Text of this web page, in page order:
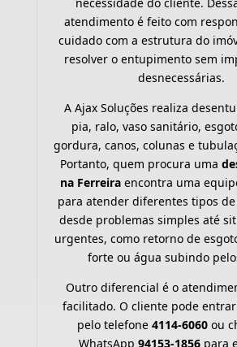
necessidade do cliente.
atendimento é feito com
cuidado com a estrutura do
resolver o entupimento sem
desnecessárias.
A Ajax Soluções realiza
pia, ralo, vaso sanitário,
gordura, canos, colunas e
Portanto, quem procura uma
na Ferreira encontra uma
para atender diferentes tipos
desde problemas simples até
urgentes, como retorno de
forte ou água subindo
Outro diferencial é o
facilitado. O cliente pode
pelo telefone 4114-6060ou
WhatsApp 94153-1856para